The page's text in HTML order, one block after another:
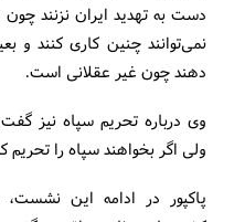
دست به تهدید ایران نزنند چون
نمی‌توانند چنین کاری کنند و
دهند چون غیر عقلانی است.
وی درباره تحریم سپاه نیز
ولی اگر بخواهند سپاه را تحریم
پاکپور در ادامه این